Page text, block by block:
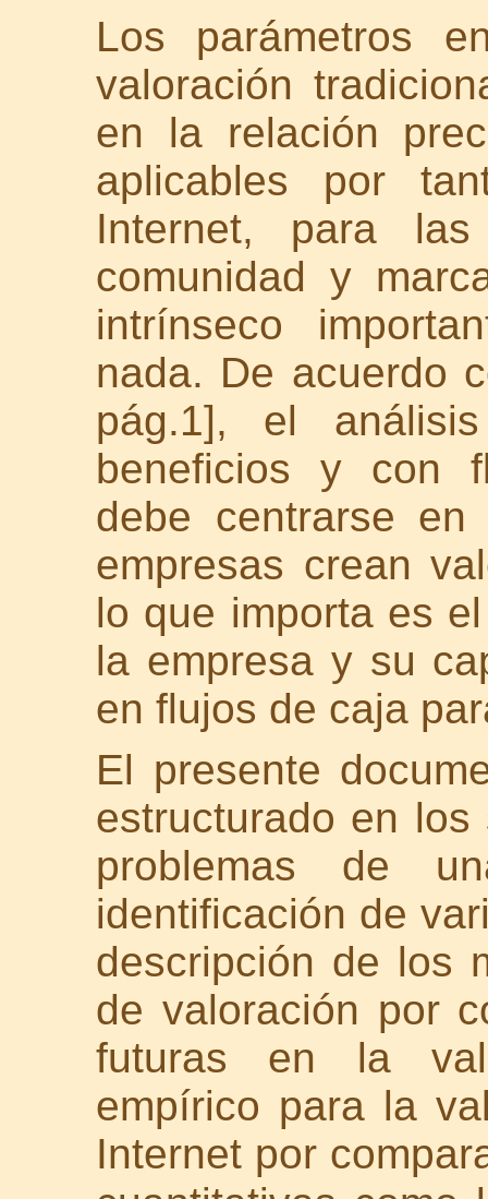
Los parámetros
valoración
en la relación
aplicables por
Internet, para
comunidad y
intrínseco
nada. De acuerdo
pág.1], el
beneficios y con
debe centrarse
empresas crean
lo que importa es
la empresa y su
en flujos de caja
El presente
estructurado en
problemas de
identificación de
descripción de los
de valoración por
futuras en la
empírico para la
Internet por